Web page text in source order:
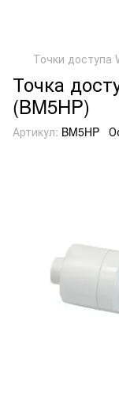
Точки доступа
Точка
(BM5HP)
Артикул: BM5HP